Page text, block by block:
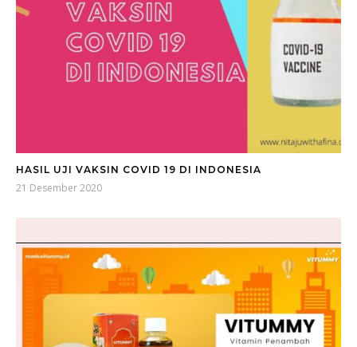
HASIL UJI VAKSIN COVID 19 DI INDONESIA
21 Desember 2020